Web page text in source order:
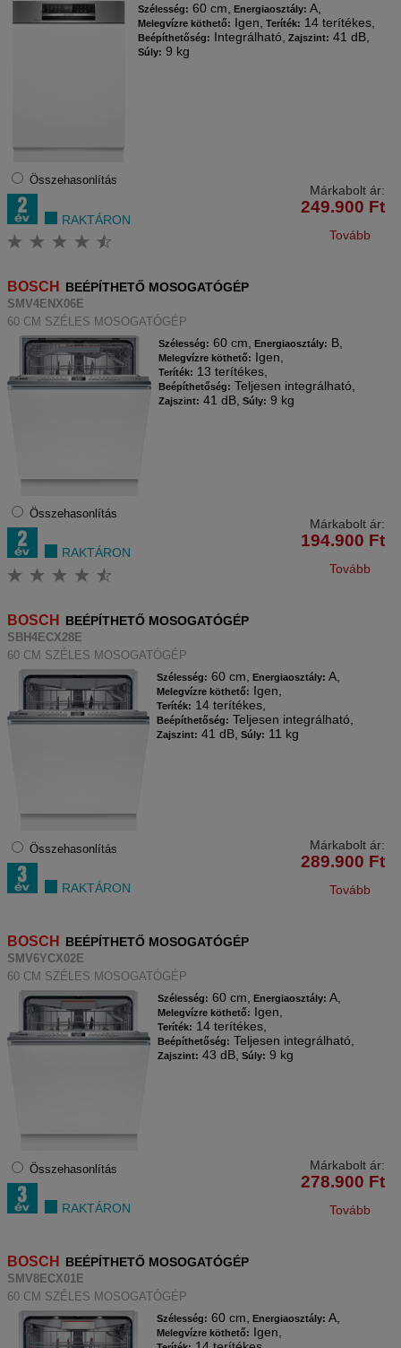
Szélesség: 60 cm, Energiaosztály: A,
Melegvízre köthető: Igen, Teríték: 14 terítékes,
Beépíthetőség: Integrálható, Zajszint: 41 dB,
Súly: 9 kg
Összehasonlítás
RAKTÁRON
Márkabolt ár:
249.900 Ft
Tovább
BOSCH BEÉPÍTHETŐ MOSOGATÓGÉP
SMV4ENX06E
60 CM SZÉLES MOSOGATÓGÉP
Szélesség: 60 cm, Energiaosztály: B,
Melegvízre köthető: Igen,
Teríték: 13 terítékes,
Beépíthetőség: Teljesen integrálható,
Zajszint: 41 dB, Súly: 9 kg
Összehasonlítás
RAKTÁRON
Márkabolt ár:
194.900 Ft
Tovább
BOSCH BEÉPÍTHETŐ MOSOGATÓGÉP
SBH4ECX28E
60 CM SZÉLES MOSOGATÓGÉP
Szélesség: 60 cm, Energiaosztály: A,
Melegvízre köthető: Igen,
Teríték: 14 terítékes,
Beépíthetőség: Teljesen integrálható,
Zajszint: 41 dB, Súly: 11 kg
Összehasonlítás
RAKTÁRON
Márkabolt ár:
289.900 Ft
Tovább
BOSCH BEÉPÍTHETŐ MOSOGATÓGÉP
SMV6YCX02E
60 CM SZÉLES MOSOGATÓGÉP
Szélesség: 60 cm, Energiaosztály: A,
Melegvízre köthető: Igen,
Teríték: 14 terítékes,
Beépíthetőség: Teljesen integrálható,
Zajszint: 43 dB, Súly: 9 kg
Összehasonlítás
RAKTÁRON
Márkabolt ár:
278.900 Ft
Tovább
BOSCH BEÉPÍTHETŐ MOSOGATÓGÉP
SMV8ECX01E
60 CM SZÉLES MOSOGATÓGÉP
Szélesség: 60 cm, Energiaosztály: A,
Melegvízre köthető: Igen,